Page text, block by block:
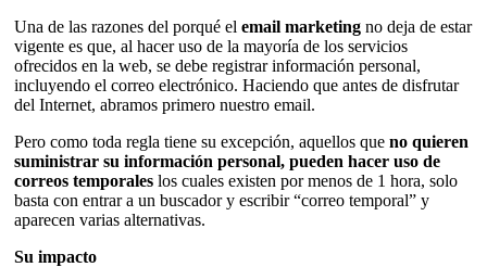
Una de las razones del porqué el email marketing no deja de estar
vigente es que, al hacer uso de la mayoría de los servicios
ofrecidos en la web, se debe registrar información personal,
incluyendo el correo electrónico. Haciendo que antes de disfrutar
del Internet, abramos primero nuestro email.
Pero como toda regla tiene su excepción, aquellos que no quieren
suministrar su información personal, pueden hacer uso de
correos temporales los cuales existen por menos de 1 hora, solo
basta con entrar a un buscador y escribir “correo temporal” y
aparecen varias alternativas.
Su impacto